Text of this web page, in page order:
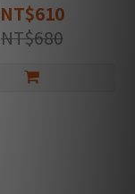
NT$610
NT$680